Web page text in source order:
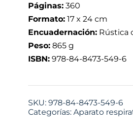
Páginas:360
Formato:17 x 24 cm
Encuadernación:Rústica
Peso:865 g
ISBN:978-84-8473-549-6
SKU: 978-84-8473-549-6
Categorías: Aparato